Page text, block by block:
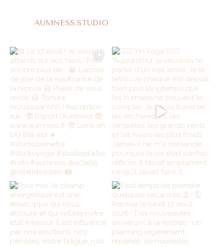
AUMNESS.STUDIO